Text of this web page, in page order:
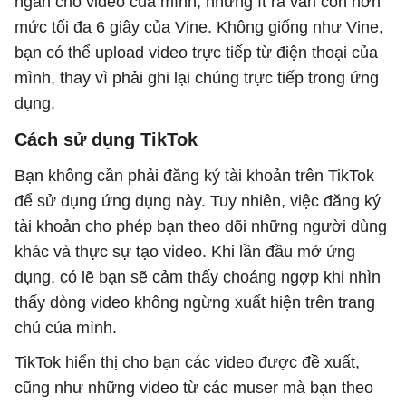
mức tối đa 6 giây của Vine. Không giống như Vine,
bạn có thể upload video trực tiếp từ điện thoại của
mình, thay vì phải ghi lại chúng trực tiếp trong ứng
dụng.
Cách sử dụng TikTok
Bạn không cần phải đăng ký tài khoản trên TikTok
để sử dụng ứng dụng này. Tuy nhiên, việc đăng ký
tài khoản cho phép bạn theo dõi những người dùng
khác và thực sự tạo video. Khi lần đầu mở ứng
dụng, có lẽ bạn sẽ cảm thấy choáng ngợp khi nhìn
thấy dòng video không ngừng xuất hiện trên trang
chủ của mình.
TikTok hiển thị cho bạn các video được đề xuất,
cũng như những video từ các muser mà bạn theo